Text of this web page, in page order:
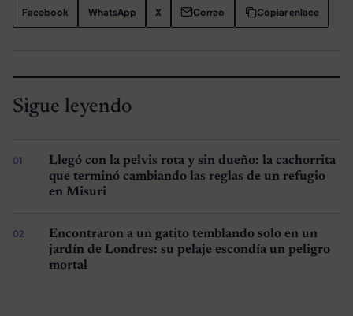
Facebook WhatsApp X Correo Copiar enlace
Sigue leyendo
Llegó con la pelvis rota y sin dueño: la cachorrita
que terminó cambiando las reglas de un refugio
en Misuri
Encontraron a un gatito temblando solo en un
jardín de Londres: su pelaje escondía un peligro
mortal